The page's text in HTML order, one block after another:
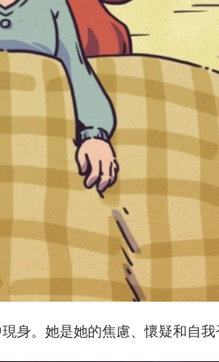
身。她是她的焦慮、懷疑和自